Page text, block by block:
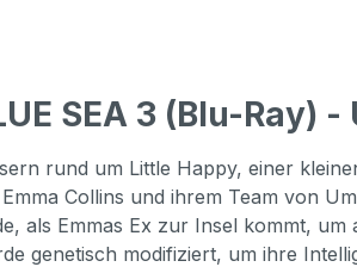
SEA 3 (Blu-Ray)
rund um Little Happy, einer
Collins und ihrem Team von
als Emmas Ex zur Insel kommt,
genetisch modifiziert, um ihre